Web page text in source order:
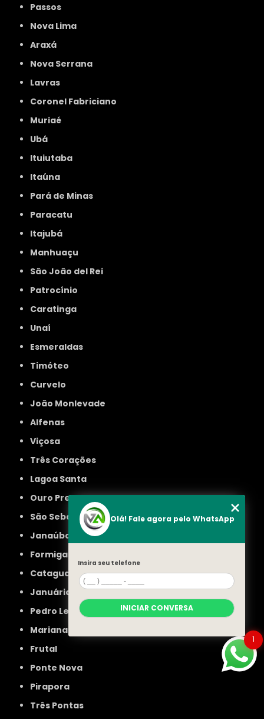
Passos
Nova Lima
Araxá
Nova Serrana
Lavras
Coronel Fabriciano
Muriaé
Ubá
Ituiutaba
Itaúna
Pará de Minas
Paracatu
Itajubá
Manhuaçu
São João del Rei
Patrocínio
Caratinga
Unaí
Esmeraldas
Timóteo
Curvelo
João Monlevade
Alfenas
Viçosa
Três Corações
Lagoa Santa
Ouro Preto
São Sebastião do Paraíso
Janaúba
Formiga
Cataguases
Januária
Pedro Leopoldo
Mariana
Frutal
Ponte Nova
Pirapora
Três Pontas
1
Olá! Fale agora pelo WhatsApp
Insira seu telefone
INICIAR CONVERSA